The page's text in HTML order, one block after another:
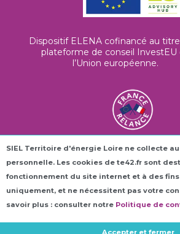
Dispositif ELENA cofinancé au
plateforme de conseil InvestEU
l’Union européenne.
Les horloges connectées ROC42®
financées dans le cadre du plan
Relance.
SIEL Territoire d'énergie Loire ne collecte
personnelle. Les cookies de te42.fr sont
fonctionnement du site internet et à des
uniquement, et ne nécessitent pas votre
savoir plus : consulter notre Politique de
Accepter et fermer